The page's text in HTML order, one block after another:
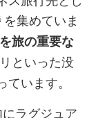
を集めていま
旅の重要な
といった没
います。
ラグジュア